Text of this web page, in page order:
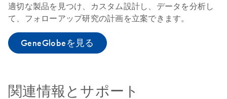
適切な製品を見つけ、カスタム設計し、データを分析し
て、フォローアップ研究の計画を立案できます。
GeneGlobeを見る
関連情報とサポート